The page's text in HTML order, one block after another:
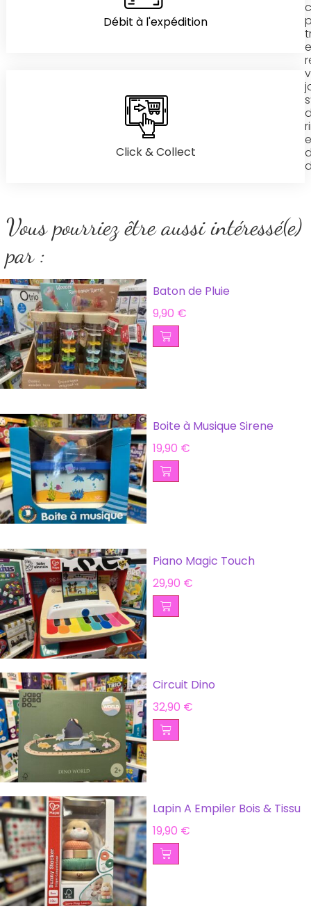
Débit à l'expédition
Click & Collect
Vous pourriez être aussi intéressé(e)
par :
Baton de Pluie
9,90 €
Boite à Musique Sirene
19,90 €
Piano Magic Touch
29,90 €
Circuit Dino
32,90 €
Lapin A Empiler Bois & Tissu
19,90 €